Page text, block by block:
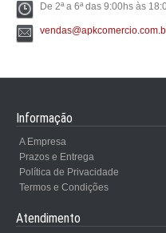
De 2ª a 6ª das 9:00hs às
Informação
A Empresa
Prazos e Entrega
Política de Privacidade
Termos e Condições
Atendimento